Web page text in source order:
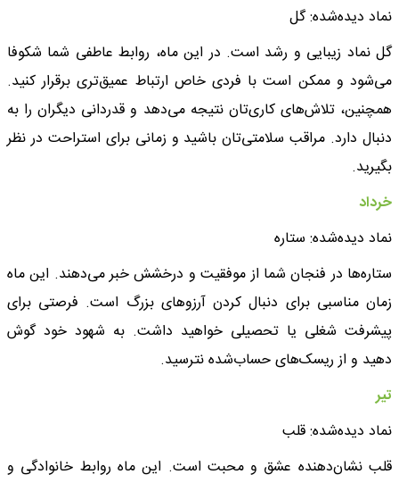
نماد دیده‌شده: گل
گل نماد زیبایی و رشد است. در این ماه، روابط عاطفی شما شکوفا
می‌شود و ممکن است با فردی خاص ارتباط عمیق‌تری برقرار کنید.
همچنین، تلاش‌های کاری‌تان نتیجه می‌دهد و قدردانی دیگران را به
دنبال دارد. مراقب سلامتی‌تان باشید و زمانی برای استراحت در نظر
بگیرید.
خرداد
نماد دیده‌شده: ستاره
ستاره‌ها در فنجان شما از موفقیت و درخشش خبر می‌دهند. این ماه
زمان مناسبی برای دنبال کردن آرزوهای بزرگ است. فرصتی برای
پیشرفت شغلی یا تحصیلی خواهید داشت. به شهود خود گوش
دهید و از ریسک‌های حساب‌شده نترسید.
تیر
نماد دیده‌شده: قلب
قلب نشان‌دهنده عشق و محبت است. این ماه روابط خانوادگی و